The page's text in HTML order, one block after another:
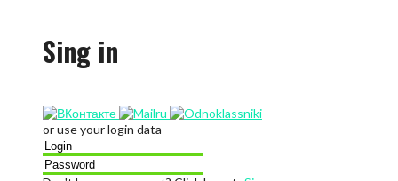
Sing in
or use your login data